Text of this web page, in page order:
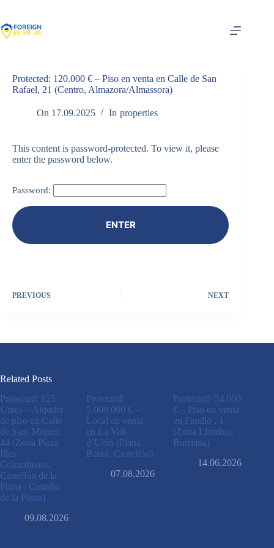
content
Protected: 120.000 € – Piso en venta en Calle de San
Rafael, 21 (Centro, Almazora/Almassora)
On 17.09.2025 In properties
This content is password-protected. To view it, please
enter the password below.
Password:
PREVIOUS NEXT
Related Posts
Protected: 825
€/mes – Alquiler
de piso en Calle
de Sant Miquel,
44 (Zona Plaza
Illes
Columbretes,
Castellón de la
Plana / Castello
de la Plana)
09.08.2026
Protected:
5.000.000 € –
Local en venta
en La Vall
d’Uixo (Plana
Baixa, Castellón)
07.08.2026
Protected: 54.000
€ – Piso en venta
en Finello , 1
(Zona Llombai,
Burriana)
14.06.2026